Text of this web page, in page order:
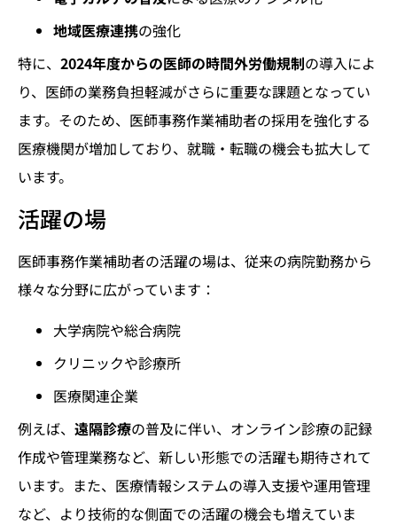
地域医療連携の強化
特に、 2024年度からの医師の時間外労働規制の導入によ
り、医師の業務負担軽減がさらに重要な課題となってい
ます。そのため、医師事務作業補助者の採用を強化する
医療機関が増加しており、就職・転職の機会も拡大して
います。
活躍の場
医師事務作業補助者の活躍の場は、従来の病院勤務から
様々な分野に広がっています：
大学病院や総合病院
クリニックや診療所
医療関連企業
例えば、 遠隔診療の普及に伴い、オンライン診療の記録
作成や管理業務など、新しい形態での活躍も期待されて
います。また、医療情報システムの導入支援や運用管理
など、より技術的な側面での活躍の機会も増えていま